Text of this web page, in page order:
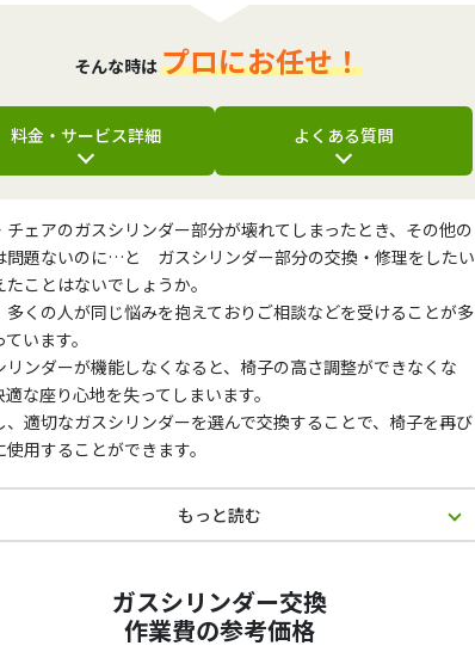
そんな時はプロにお任せ！
料金・サービス詳細 よくある質問
チェアのガスシリンダー部分が壊れてしまったとき、その他の
問題ないのに…と ガスシリンダー部分の交換・修理をしたい
たことはないでしょうか。
多くの人が同じ悩みを抱えておりご相談などを受けることが多
います。
リンダーが機能しなくなると、椅子の高さ調整ができなくな
適な座り心地を失ってしまいます。
、適切なガスシリンダーを選んで交換することで、椅子を再び
使用することができます。
もっと読む
ガスシリンダー交換
作業費の参考価格